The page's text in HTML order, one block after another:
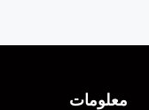
معلومات